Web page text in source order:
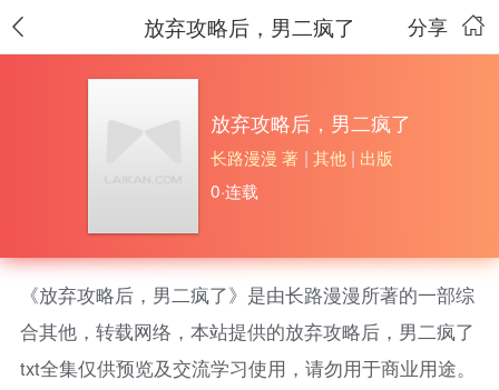
分享
放弃攻略后，男二疯了
放弃攻略后，男二疯了
长路漫漫 著 | 其他 | 出版
0·连载
《放弃攻略后，男二疯了》是由长路漫漫所著的一部综
合其他，转载网络，本站提供的放弃攻略后，男二疯了
txt全集仅供预览及交流学习使用，请勿用于商业用途。